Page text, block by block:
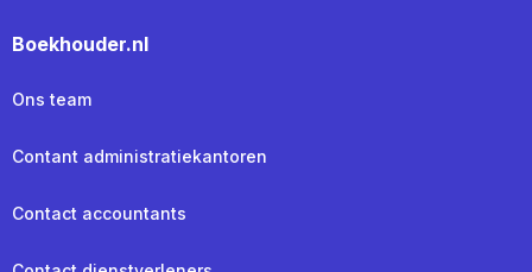
Boekhouder.nl
Ons team
Contant administratiekantoren
Contact accountants